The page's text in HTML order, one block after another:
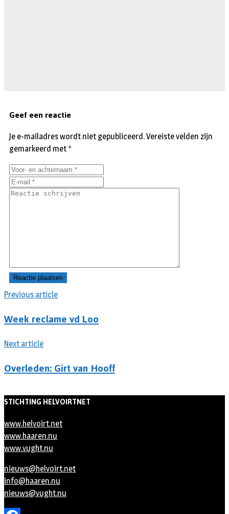
Previous article
Week reclame vd Loo
Next article
Overleden: Girt van Hooff
Geef een reactie
Je e-mailadres wordt niet gepubliceerd.Vereiste velden zijn
gemarkeerd met *
STICHTING HELVOIRTNET
www.helvoirt.net
www.haaren.nu
www.vught.nu
nieuws@helvoirt.net
info@haaren.nu
nieuws@vught.nu